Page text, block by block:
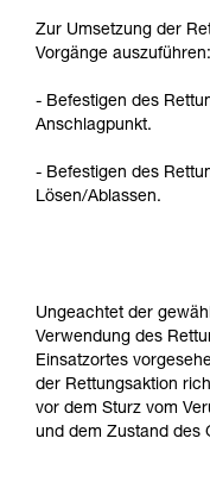
Zur Umsetzung der
Vorgänge auszuführen:
- Befestigen des
Anschlagpunkt.
- Befestigen des
Lösen/Ablassen.
Ungeachtet der
Verwendung des
Einsatzortes
der Rettungsaktion
vor dem Sturz vom
und dem Zustand des